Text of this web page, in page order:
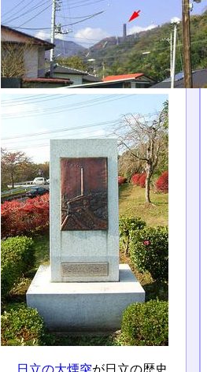
日立の大煙突が日立の歴史